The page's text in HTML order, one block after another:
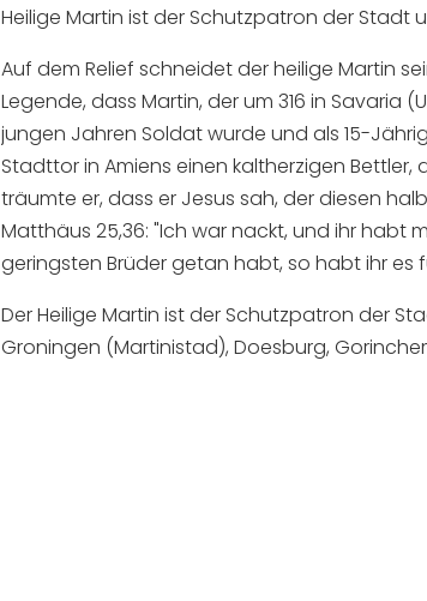
Heilige Martin ist der Schutzpatron der Stadt
Auf dem Relief schneidet der heilige Martin
Legende, dass Martin, der um 316 in Savaria
jungen Jahren Soldat wurde und als 15-
Stadttor in Amiens einen kaltherzigen
träumte er, dass er Jesus sah, der diesen
Matthäus 25,36: "Ich war nackt, und ihr habt
geringsten Brüder getan habt, so habt ihr es
Der Heilige Martin ist der Schutzpatron der
Groningen (Martinistad), Doesburg,